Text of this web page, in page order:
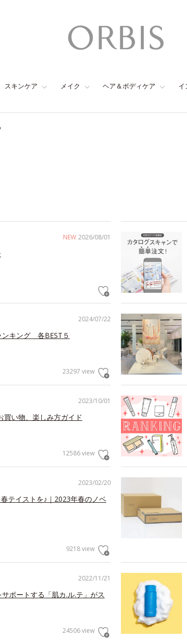
スキンケア メイク ヘア＆ボディケア イ
NEW 2026/08/01
2024/07/22
ンキング 各BEST５
23297 view
2023/10/01
買い物、楽しみ方ガイド
12586 view
2023/02/20
テイストを♪｜2023年春のノベ
9218 view
2022/11/21
ポートする「肌カ.ル.テ」がス
24506 view